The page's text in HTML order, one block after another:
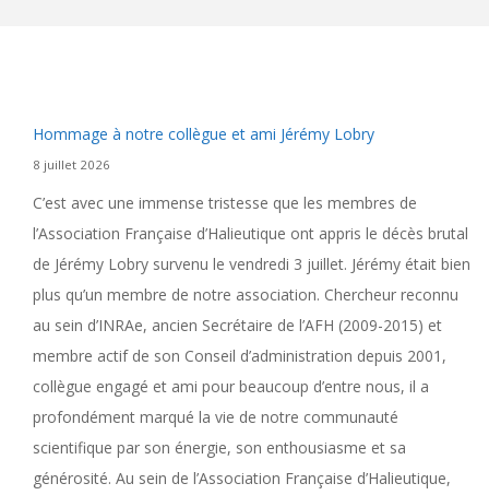
Hommage à notre collègue et ami Jérémy Lobry
8 juillet 2026
C’est avec une immense tristesse que les membres de
l’Association Française d’Halieutique ont appris le décès brutal
de Jérémy Lobry survenu le vendredi 3 juillet. Jérémy était bien
plus qu’un membre de notre association. Chercheur reconnu
au sein d’INRAe, ancien Secrétaire de l’AFH (2009-2015) et
membre actif de son Conseil d’administration depuis 2001,
collègue engagé et ami pour beaucoup d’entre nous, il a
profondément marqué la vie de notre communauté
scientifique par son énergie, son enthousiasme et sa
générosité. Au sein de l’Association Française d’Halieutique,